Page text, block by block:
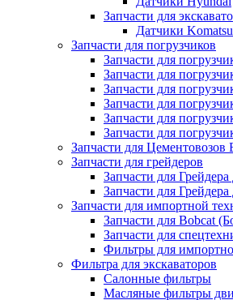
Запчасти для
Датчики Komatsu
Запчасти для погрузчиков
Запчасти для
Запчасти для
Запчасти для
Запчасти для
Запчасти для
Запчасти для
Запчасти для
Запчасти для грейдеров
Запчасти для
Запчасти для
Запчасти для импортной
Запчасти для Bobcat
Запчасти для
Фильтры для
Фильтра для экскаваторов
Салонные фильтры
Масляные фильтры